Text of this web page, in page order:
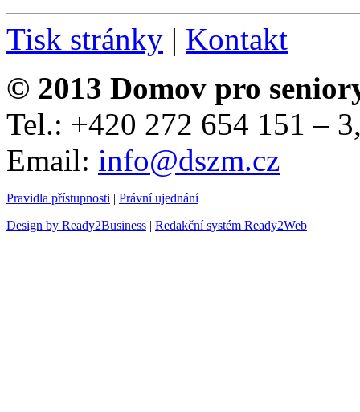
Tisk stránky | Kontakt
© 2013 Domov pro
Tel.: +420 272 654 151 –
Email: info@dszm.cz
Pravidla přístupnosti | Právní ujednání
Design by Ready2Business | Redakční systém Ready2Web